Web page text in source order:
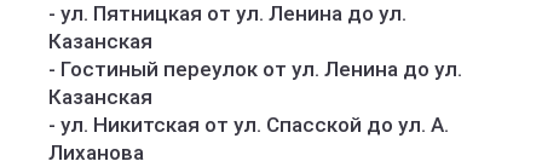
- ул. Пятницкая от ул. Ленина до ул.
Казанская
- Гостиный переулок от ул. Ленина до ул.
Казанская
- ул. Никитская от ул. Спасской до ул. А.
Лиханова